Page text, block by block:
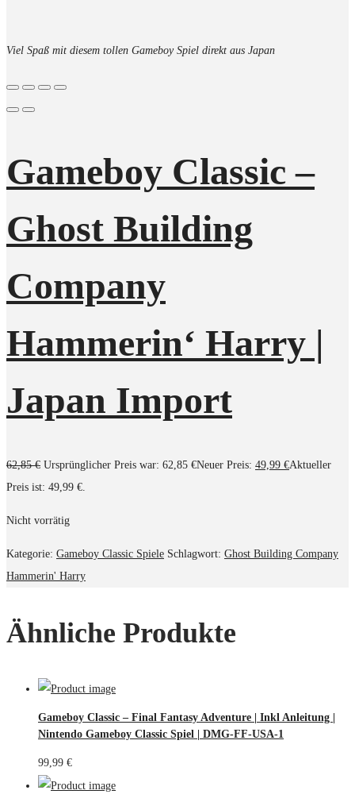
Viel Spaß mit diesem tollen Gameboy Spiel direkt aus Japan
Gameboy Classic –
Ghost Building
Company
Hammerin‘ Harry |
Japan Import
62,85€ Ursprünglicher Preis war: 62,85 €Neuer Preis: 49,99 €Aktueller
Preis ist: 49,99 €.
Nicht vorrätig
Kategorie: Gameboy Classic Spiele Schlagwort: Ghost Building Company
Hammerin' Harry
Ähnliche Produkte
Gameboy Classic – Final Fantasy Adventure | Inkl Anleitung |
Nintendo Gameboy Classic Spiel | DMG-FF-USA-1
99,99 €